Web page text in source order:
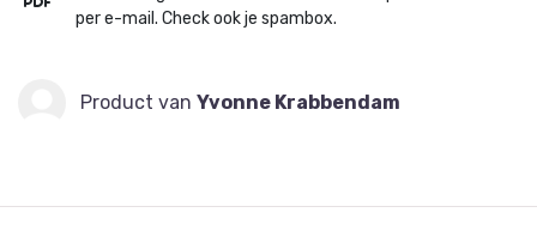
per e-mail. Check ook je spambox.
Product van Yvonne Krabbendam